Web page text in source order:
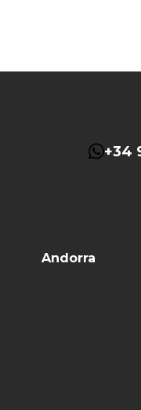
+34
Andorra